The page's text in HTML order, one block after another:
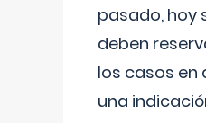
pasado, hoy
deben
los casos en
una